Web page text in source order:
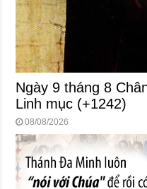
Ngày 9 tháng 8
Linh mục (+1242)
08/08/2026